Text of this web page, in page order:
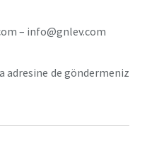
– info@gnlev.com
adresine de göndermeniz